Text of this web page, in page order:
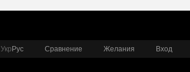
Укр Рус Сравнение Желания Вход